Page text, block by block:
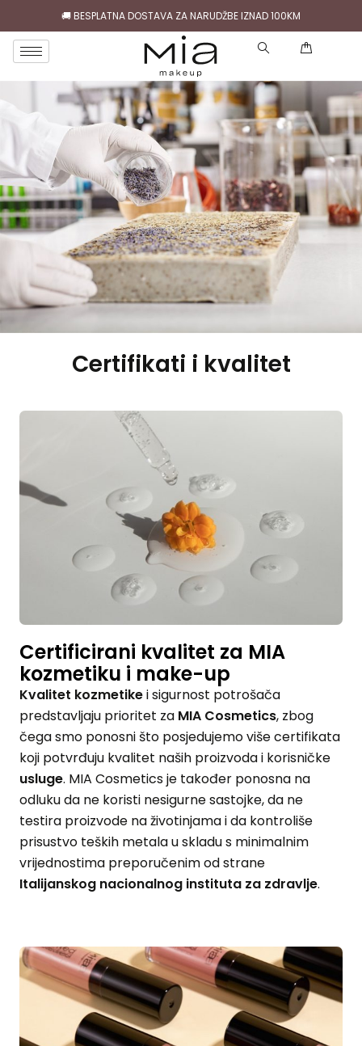
🚚 BESPLATNA DOSTAVA ZA NARUDŽBE IZNAD 100KM
Certifikati i kvalitet
Certificirani kvalitet za MIA
kozmetiku i make-up
Kvalitet kozmetikei sigurnost potrošača
predstavljaju prioritet za MIA Cosmetics, zbog
čega smo ponosni što posjedujemo više certifikata
koji potvrđuju kvalitet naših proizvoda i korisničke
usluge. MIA Cosmetics je također ponosna na
odluku da ne koristi nesigurne sastojke, da ne
testira proizvode na životinjama i da kontroliše
prisustvo teških metala u skladu s minimalnim
vrijednostima preporučenim od strane
Italijanskog nacionalnog instituta za zdravlje.